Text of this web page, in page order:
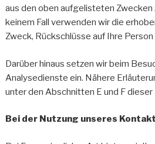
aus den oben aufgelisteten Zwecken
keinem Fall verwenden wir die
Zweck, Rückschlüsse auf Ihre Person
Darüber hinaus setzen wir beim
Analysedienste ein. Nähere
unter den Abschnitten E und F
Bei der Nutzung unseres